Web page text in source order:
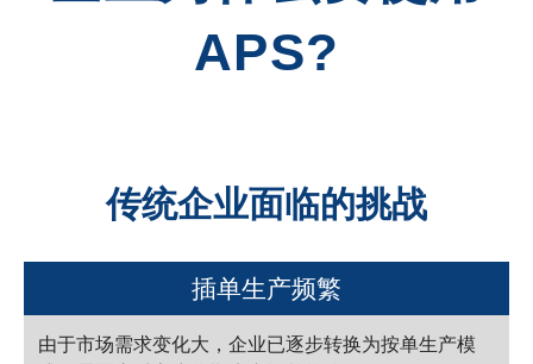
APS?
传统企业面临的挑战
插单生产频繁
由于市场需求变化大，企业已逐步转换为按单生产模